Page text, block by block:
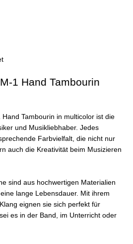
1 Hand Tambourin
Tambourin in multicolor ist die
und Musikliebhaber. Jedes
Farbvielfalt, die nicht nur
auch die Kreativität beim Musizieren
sind aus hochwertigen Materialien
lange Lebensdauer. Mit ihrem
eignen sie sich perfekt für
es in der Band, im Unterricht oder